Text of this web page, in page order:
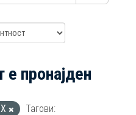
е пронајден
Тагови: